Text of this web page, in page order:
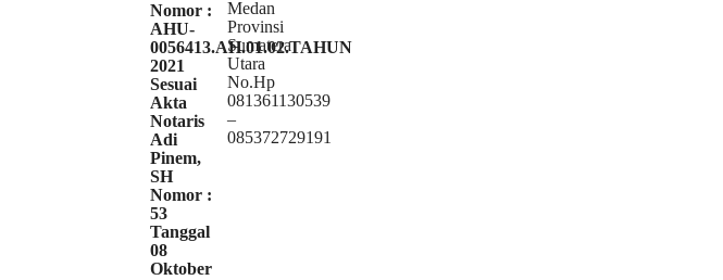
Nomor :
AHU-
0056413.AH.01.02.TAHUN
2021
Sesuai
Akta
Notaris
Adi
Pinem,
SH
Nomor :
53
Tanggal
08
Oktober
Medan
Provinsi
Sumatera
Utara
No.Hp
081361130539
–
085372729191